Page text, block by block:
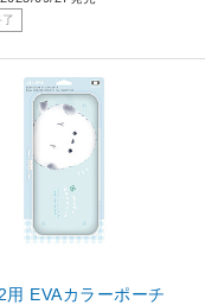
用 EVAカラーポーチ